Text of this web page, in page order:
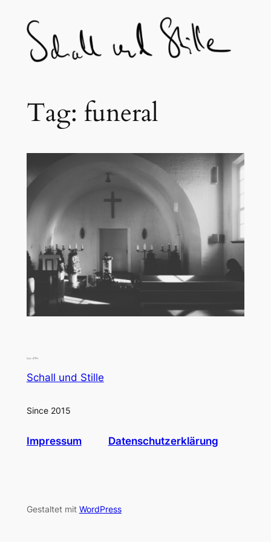
content
Tag: funeral
Schall und Stille
Since 2015
Impressum Datenschutzerklärung
Gestaltet mit WordPress